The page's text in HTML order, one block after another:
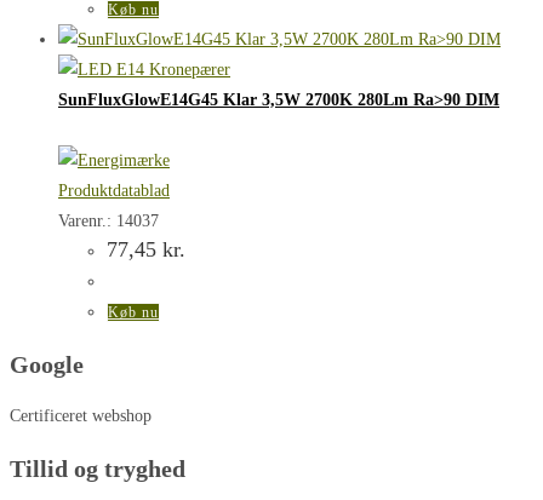
Køb nu
SunFluxGlowE14G45 Klar 3,5W 2700K 280Lm Ra>90 DIM
Produktdatablad
Varenr.: 14037
77,45 kr.
Køb nu
Google
Certificeret webshop
Tillid og tryghed